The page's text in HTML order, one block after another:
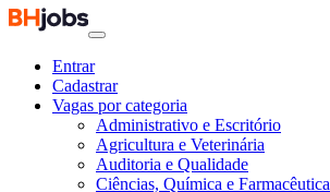
Entrar
Cadastrar
Vagas por categoria
Administrativo e Escritório
Agricultura e Veterinária
Auditoria e Qualidade
Ciências, Química e Farmacêutica